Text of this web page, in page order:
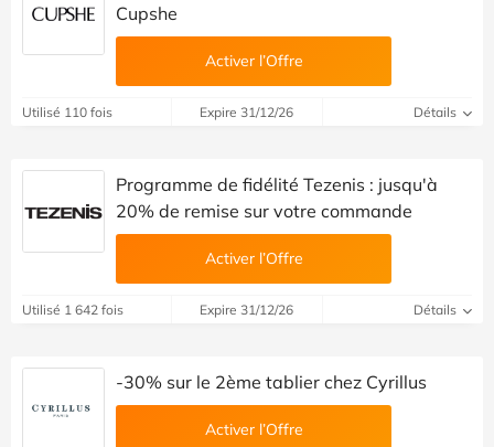
Cupshe
Activer l’Offre
Utilisé 110 fois Expire 31/12/26 Détails
Programme de fidélité Tezenis : jusqu'à
20% de remise sur votre commande
Activer l’Offre
Utilisé 1 642 fois Expire 31/12/26 Détails
-30% sur le 2ème tablier chez Cyrillus
Activer l’Offre